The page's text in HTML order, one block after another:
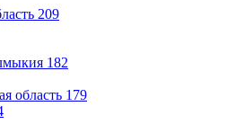
209
182
область 179